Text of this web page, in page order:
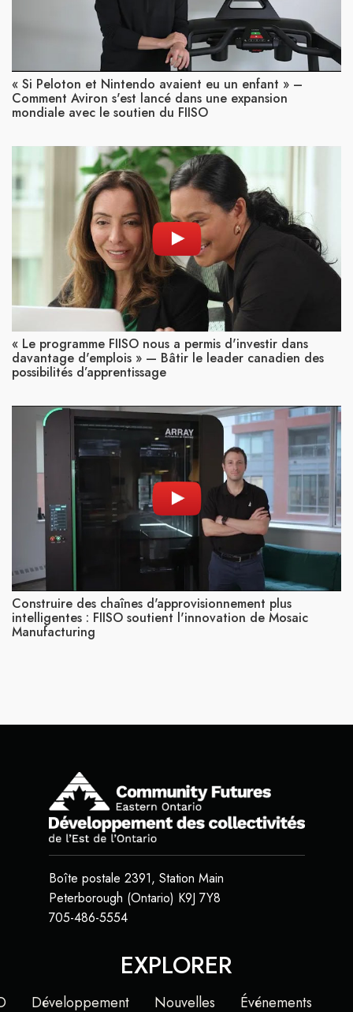
« Si Peloton et Nintendo avaient eu un enfant » –
Comment Aviron s'est lancé dans une expansion
mondiale avec le soutien du FIISO
« Le programme FIISO nous a permis d'investir dans
davantage d'emplois » — Bâtir le leader canadien des
possibilités d’apprentissage
Construire des chaînes d'approvisionnement plus
intelligentes : FIISO soutient l'innovation de Mosaic
Manufacturing
Boîte postale 2391, Station Main
Peterborough (Ontario) K9J 7Y8
705-486-5554
EXPLORER
Développement Nouvelles Événements